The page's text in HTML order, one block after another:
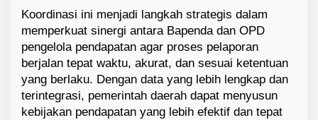
Koordinasi ini menjadi langkah strategis dalam
memperkuat sinergi antara Bapenda dan OPD
pengelola pendapatan agar proses pelaporan
berjalan tepat waktu, akurat, dan sesuai ketentuan
yang berlaku. Dengan data yang lebih lengkap dan
terintegrasi, pemerintah daerah dapat menyusun
kebijakan pendapatan yang lebih efektif dan tepat